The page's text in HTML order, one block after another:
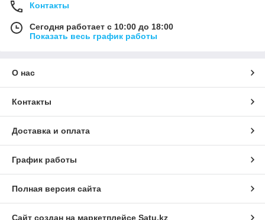
Контакты
Сегодня работает с 10:00 до 18:00
Показать весь график работы
О нас
Контакты
Доставка и оплата
График работы
Полная версия сайта
Сайт создан на маркетплейсе Satu.kz